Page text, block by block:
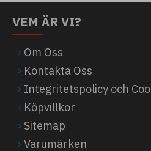
VEM ÄR VI?
Om Oss
Kontakta Oss
Integritetspolicy och
Köpvillkor
Sitemap
Varumärken